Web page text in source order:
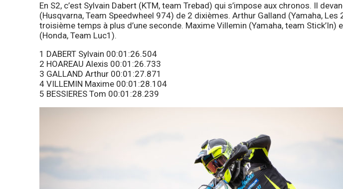
En S2, c’est Sylvain Dabert (KTM, team Trebad) qui s’impose aux chronos. Il
(Husqvarna, Team Speedwheel 974) de 2 dixièmes. Arthur Galland (Yamaha, Les
troisième temps à plus d’une seconde. Maxime Villemin (Yamaha, team Stick’In)
(Honda, Team Luc1).
1 DABERT Sylvain 00:01:26.504
2 HOAREAU Alexis 00:01:26.733
3 GALLAND Arthur 00:01:27.871
4 VILLEMIN Maxime 00:01:28.104
5 BESSIERES Tom 00:01:28.239